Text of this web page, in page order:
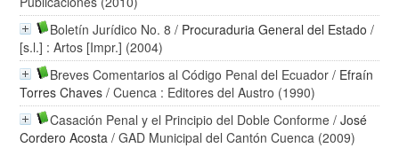
Boletín Jurídico No. 8 / Procuraduria General del Estado /
[s.l.] : Artos [Impr.] (2004)
Breves Comentarios al Código Penal del Ecuador / Efraín
Torres Chaves / Cuenca : Editores del Austro (1990)
Casación Penal y el Principio del Doble Conforme /José
Cordero Acosta / GAD Municipal del Cantón Cuenca (2009)